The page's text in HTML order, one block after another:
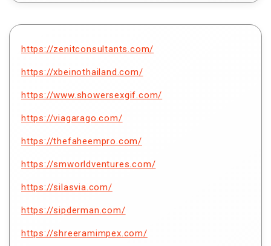
https://zenitconsultants.com/
https://xbeinothailand.com/
https://www.showersexgif.com/
https://viagarago.com/
https://thefaheempro.com/
https://smworldventures.com/
https://silasvia.com/
https://sipderman.com/
https://shreeramimpex.com/